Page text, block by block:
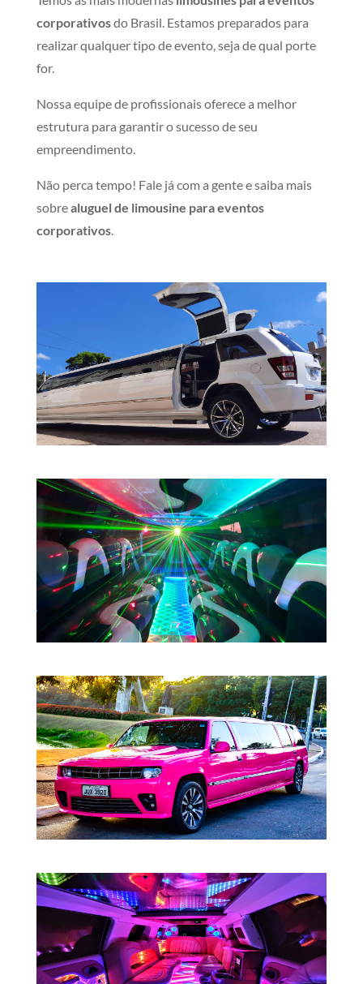
corporativosdo Brasil. Estamos preparados para
realizar qualquer tipo de evento, seja de qual porte
for.
Nossa equipe de profissionais oferece a melhor
estrutura para garantir o sucesso de seu
empreendimento.
Não perca tempo! Fale já com a gente e saiba mais
sobrealuguel de limousine para eventos
corporativos.